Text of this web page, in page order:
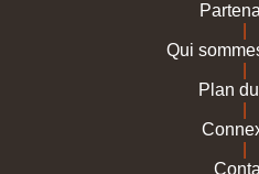
Qui
Plan